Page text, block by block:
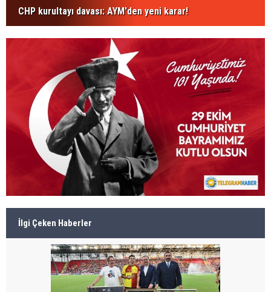
CHP kurultayı davası: AYM'den yeni karar!
İlgi Çeken Haberler